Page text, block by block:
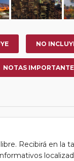
NO
NOTAS
Recibirá en la